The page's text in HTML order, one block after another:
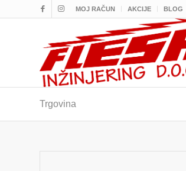
MOJ RAČUN AKCIJE BLOG
Trgovina